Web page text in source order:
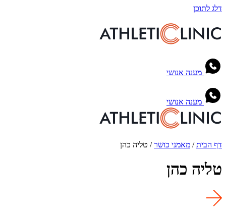
דלג לתוכן
מענה אנושי
מענה אנושי
דף הבית/ מאמני כושר/ טליה כהן
טליה כהן